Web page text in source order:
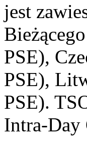
jest
PSE),
PSE),
PSE).
Intra-Day